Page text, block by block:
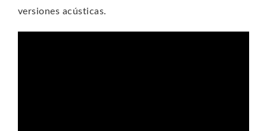
versiones acústicas.